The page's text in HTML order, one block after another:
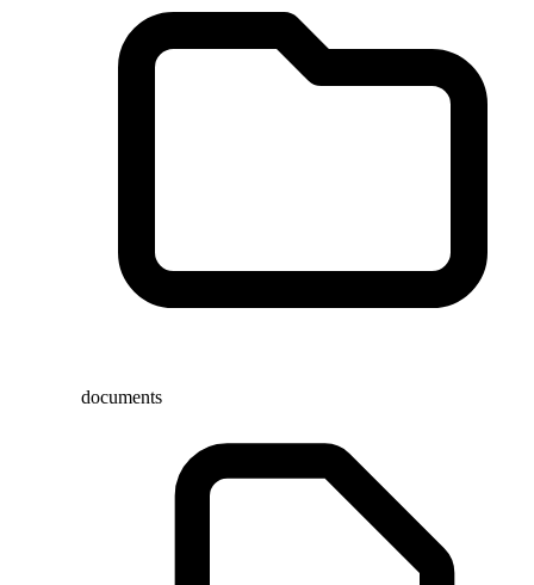
documents